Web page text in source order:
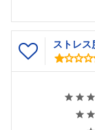
ストレス